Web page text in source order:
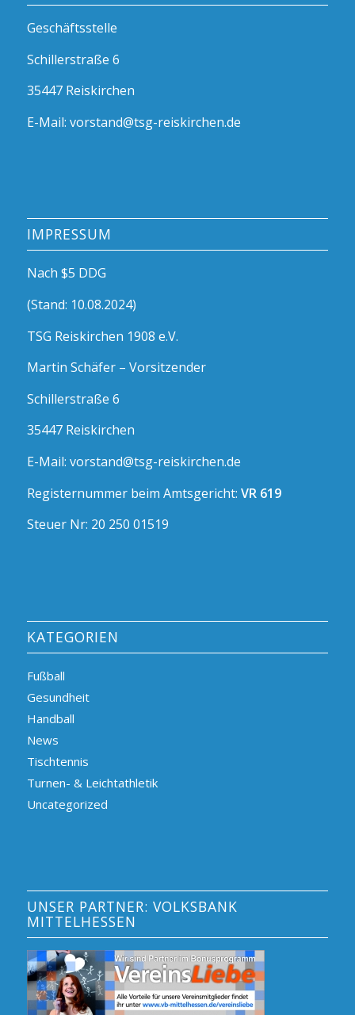
Geschäftsstelle
Schillerstraße 6
35447 Reiskirchen
E-Mail: vorstand@tsg-reiskirchen.de
IMPRESSUM
Nach $5 DDG
(Stand: 10.08.2024)
TSG Reiskirchen 1908 e.V.
Martin Schäfer – Vorsitzender
Schillerstraße 6
35447 Reiskirchen
E-Mail: vorstand@tsg-reiskirchen.de
Registernummer beim Amtsgericht: VR 619
Steuer Nr: 20 250 01519
KATEGORIEN
Fußball
Gesundheit
Handball
News
Tischtennis
Turnen- & Leichtathletik
Uncategorized
UNSER PARTNER: VOLKSBANK
MITTELHESSEN